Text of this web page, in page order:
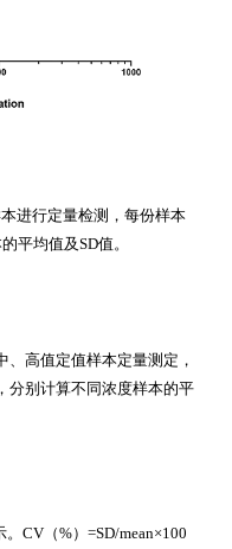
进行定量检测，每份样本
平均值及SD值。
高值定值样本定量测定，
分别计算不同浓度样本的平
CV（%）=SD/mean×100